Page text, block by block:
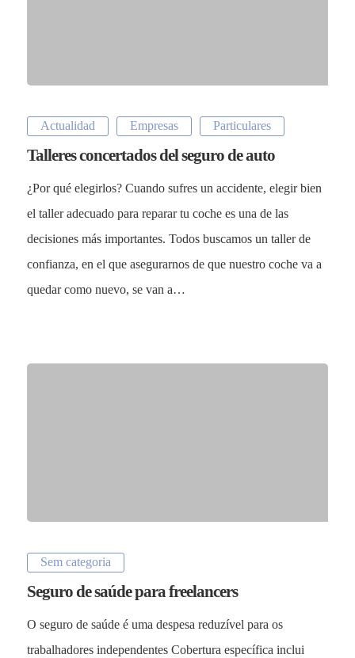
Actualidad Empresas Particulares
Talleres concertados del seguro de auto
¿Por qué elegirlos? Cuando sufres un accidente, elegir bien
el taller adecuado para reparar tu coche es una de las
decisiones más importantes. Todos buscamos un taller de
confianza, en el que asegurarnos de que nuestro coche va a
quedar como nuevo, se van a…
Sem categoria
Seguro de saúde para freelancers
O seguro de saúde é uma despesa reduzível para os
trabalhadores independentes Cobertura específica inclui